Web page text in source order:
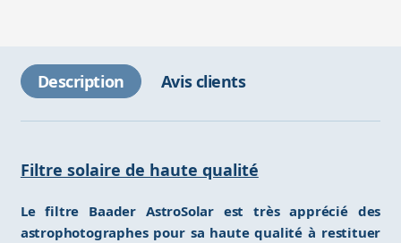
Description Avis clients
Filtre solaire de haute qualité
Le filtre Baader AstroSolar est très apprécié des
astrophotographes pour sa haute qualité à restituer